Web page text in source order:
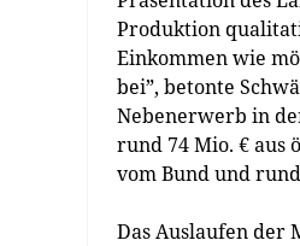
Produktion
Einkommen wie
bei”, betonte
Nebenerwerb in
rund 74 Mio. € aus
vom Bund und
Das Auslaufen